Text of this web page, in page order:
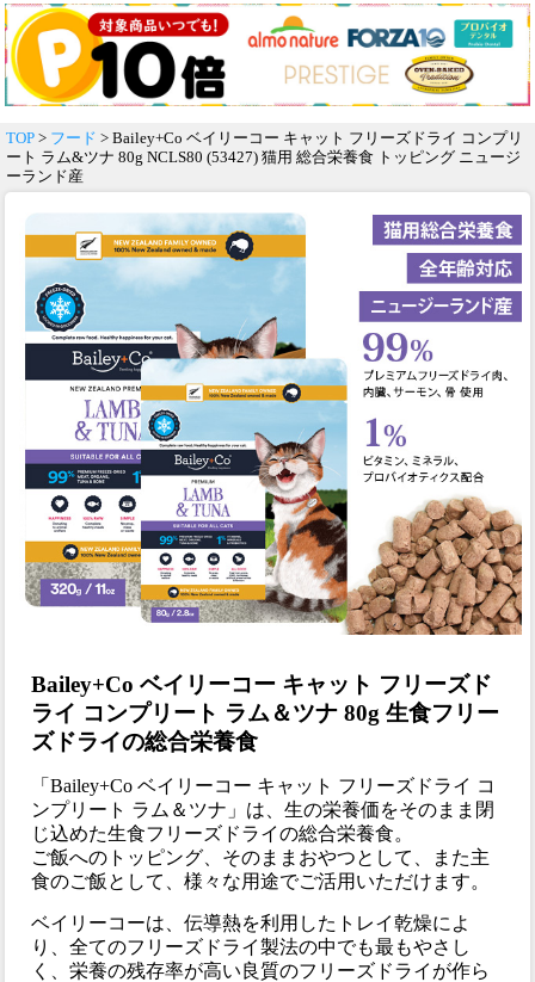
TOP > フード > Bailey+Co ベイリーコー キャット フリーズドライ コンプリ
ート ラム&ツナ 80g NCLS80 (53427) 猫用 総合栄養食 トッピング ニュージ
ーランド産
Bailey+Co ベイリーコー キャット フリーズド
ライ コンプリート ラム＆ツナ 80g 生食フリー
ズドライの総合栄養食
「Bailey+Co ベイリーコー キャット フリーズドライ コ
ンプリート ラム＆ツナ」は、生の栄養価をそのまま閉
じ込めた生食フリーズドライの総合栄養食。
ご飯へのトッピング、そのままおやつとして、また主
食のご飯として、様々な用途でご活用いただけます。
ベイリーコーは、伝導熱を利用したトレイ乾燥によ
り、全てのフリーズドライ製法の中でも最もやさし
く、栄養の残存率が高い良質のフリーズドライが作ら